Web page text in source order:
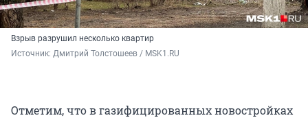
Взрыв разрушил несколько квартир
Источник: Дмитрий Толстошеев / MSK1.RU
Отметим, что в газифицированных новостройках